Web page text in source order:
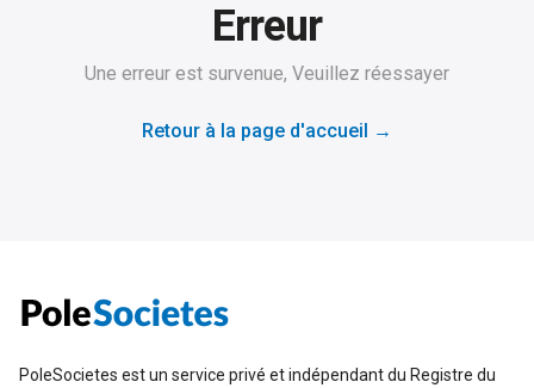
Erreur
Une erreur est survenue, Veuillez réessayer
Retour à la page d'accueil →
PoleSocietes est un service privé et indépendant du Registre du